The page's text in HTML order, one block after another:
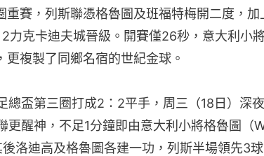
重賽，列斯聯憑格魯圖及班福特梅開二度，加
力克卡迪夫城晉級。開賽僅26秒，意大利小
更複製了同鄉名宿的世紀金球。
總盃第三圈打成2：2平手，周三（18日）深
更醒神，不足1分鐘即由意大利小將格魯圖（
洛迪高及格魯圖各建一功，列斯半場領先3